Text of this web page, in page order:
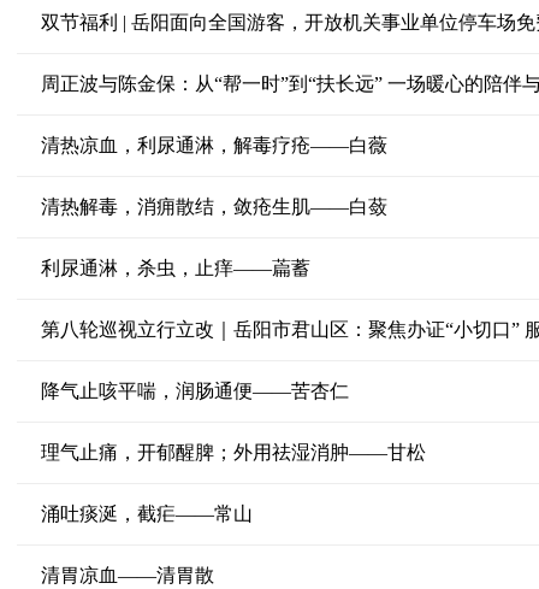
双节福利 | 岳阳面向全国游客，开放机关事业单位停车场
周正波与陈金保：从“帮一时”到“扶长远” 一场暖心的陪伴
清热凉血，利尿通淋，解毒疗疮——白薇
清热解毒，消痈散结，敛疮生肌——白蔹
利尿通淋，杀虫，止痒——萹蓄
第八轮巡视立行立改｜岳阳市君山区：聚焦办证“小切口”
降气止咳平喘，润肠通便——苦杏仁
理气止痛，开郁醒脾；外用祛湿消肿——甘松
涌吐痰涎，截疟——常山
清胃凉血——清胃散